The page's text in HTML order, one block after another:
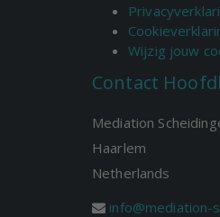
Wijzig jouw
Contact
Mediation
Haarlem
Netherlands
info@mediation-